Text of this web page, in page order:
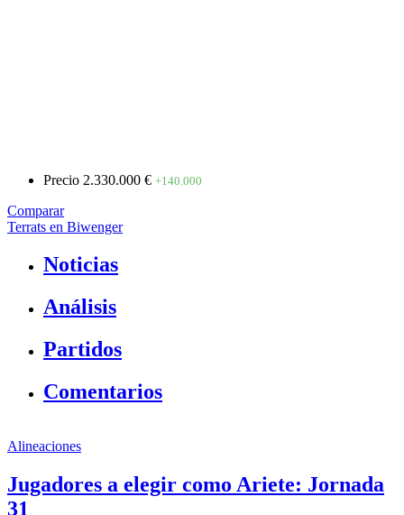
Precio 2.330.000 € +140.000
Comparar
Terrats en Biwenger
Noticias
Análisis
Partidos
Comentarios
Alineaciones
Jugadores a elegir como Ariete: Jornada
31